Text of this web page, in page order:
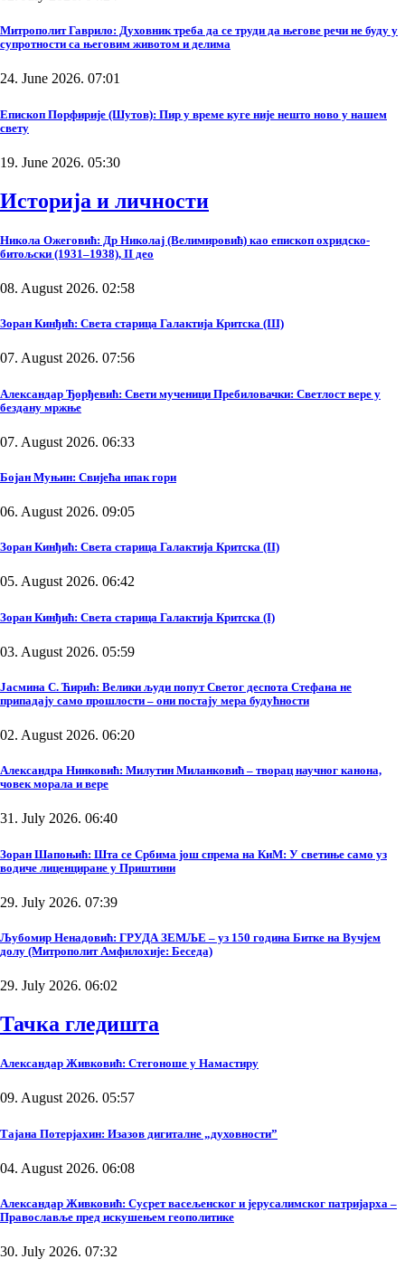
Митрополит Гаврило: Духовник треба да се труди да његове речи не буду у
супротности са његовим животом и делима
24. June 2026. 07:01
Епископ Порфирије (Шутов): Пир у време куге није нешто ново у нашем
свету
19. June 2026. 05:30
Историја и личности
Никола Ожеговић: Др Николај (Велимировић) као епископ охридско-
битољски (1931–1938), II део
08. August 2026. 02:58
Зоран Кинђић: Света старица Галактија Критска (III)
07. August 2026. 07:56
Александар Ђорђевић: Свети мученици Пребиловачки: Светлост вере у
бездану мржње
07. August 2026. 06:33
Бојан Муњин: Свијећа ипак гори
06. August 2026. 09:05
Зоран Кинђић: Света старица Галактија Критска (II)
05. August 2026. 06:42
Зоран Кинђић: Света старица Галактија Критска (I)
03. August 2026. 05:59
Јасмина С. Ћирић: Велики људи попут Светог деспота Стефана не
припадају само прошлости – они постају мера будућности
02. August 2026. 06:20
Александра Нинковић: Милутин Миланковић – творац научног канона,
човек морала и вере
31. July 2026. 06:40
Зоран Шапоњић: Шта се Србима још спрема на КиМ: У светиње само уз
водиче лиценциране у Приштини
29. July 2026. 07:39
Љубомир Ненадовић: ГРУДА ЗЕМЉЕ – уз 150 година Битке на Вучјем
долу (Митрополит Амфилохије: Беседа)
29. July 2026. 06:02
Тачка гледишта
Александар Живковић: Стегоноше у Намастиру
09. August 2026. 05:57
Тајана Потерјахин: Изазов дигиталне „духовности”
04. August 2026. 06:08
Александар Живковић: Сусрет васељенског и јерусалимског патријарха –
Православље пред искушењем геополитике
30. July 2026. 07:32